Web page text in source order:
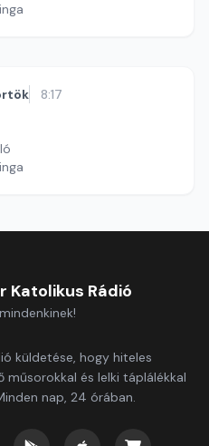
8:17
Katolikus Rádió
küldetése, hogy hiteles
és lelki táplálékkal
nap, 24 órában.